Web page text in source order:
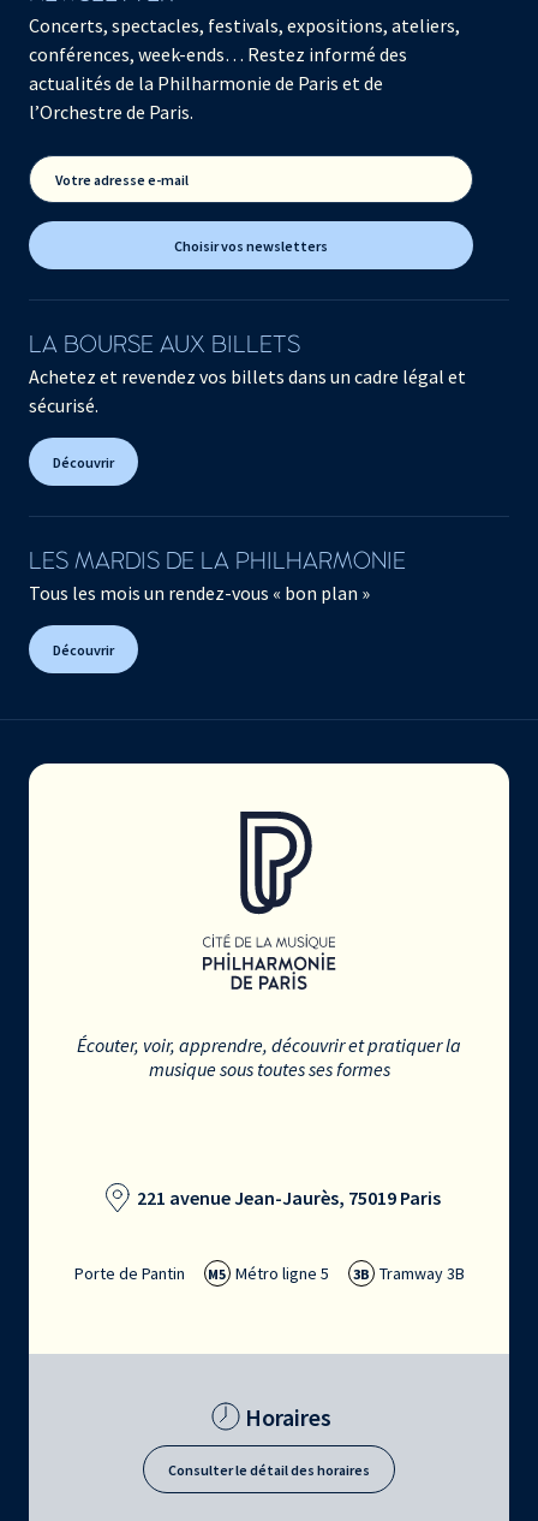
Concerts, spectacles, festivals, expositions, ateliers,
conférences, week-ends… Restez informé des
actualités de la Philharmonie de Paris et de
l’Orchestre de Paris.
Votre adresse e-mail
Choisir vos newsletters
LA BOURSE AUX BILLETS
Achetez et revendez vos billets dans un cadre légal et
sécurisé.
Découvrir
LES MARDIS DE LA PHILHARMONIE
Tous les mois un rendez-vous « bon plan »
Découvrir
Écouter, voir, apprendre, découvrir et pratiquer la
musique sous toutes ses formes
221 avenue Jean-Jaurès, 75019 Paris
Porte de Pantin M5 Métro ligne 5 3B Tramway 3B
Horaires
Consulter le détail des horaires